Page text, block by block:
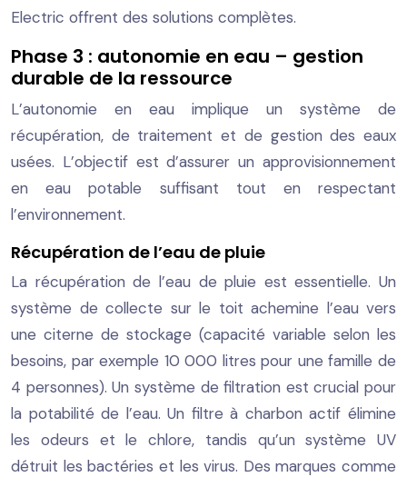
Electric offrent des solutions complètes.
Phase 3 : autonomie en eau – gestion
durable de la ressource
L’autonomie en eau implique un système de
récupération, de traitement et de gestion des eaux
usées. L’objectif est d’assurer un approvisionnement
en eau potable suffisant tout en respectant
l’environnement.
Récupération de l’eau de pluie
La récupération de l’eau de pluie est essentielle. Un
système de collecte sur le toit achemine l’eau vers
une citerne de stockage (capacité variable selon les
besoins, par exemple 10 000 litres pour une famille de
4 personnes). Un système de filtration est crucial pour
la potabilité de l’eau. Un filtre à charbon actif élimine
les odeurs et le chlore, tandis qu’un système UV
détruit les bactéries et les virus. Des marques comme